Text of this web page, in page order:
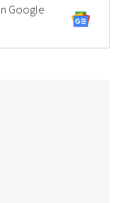
Google